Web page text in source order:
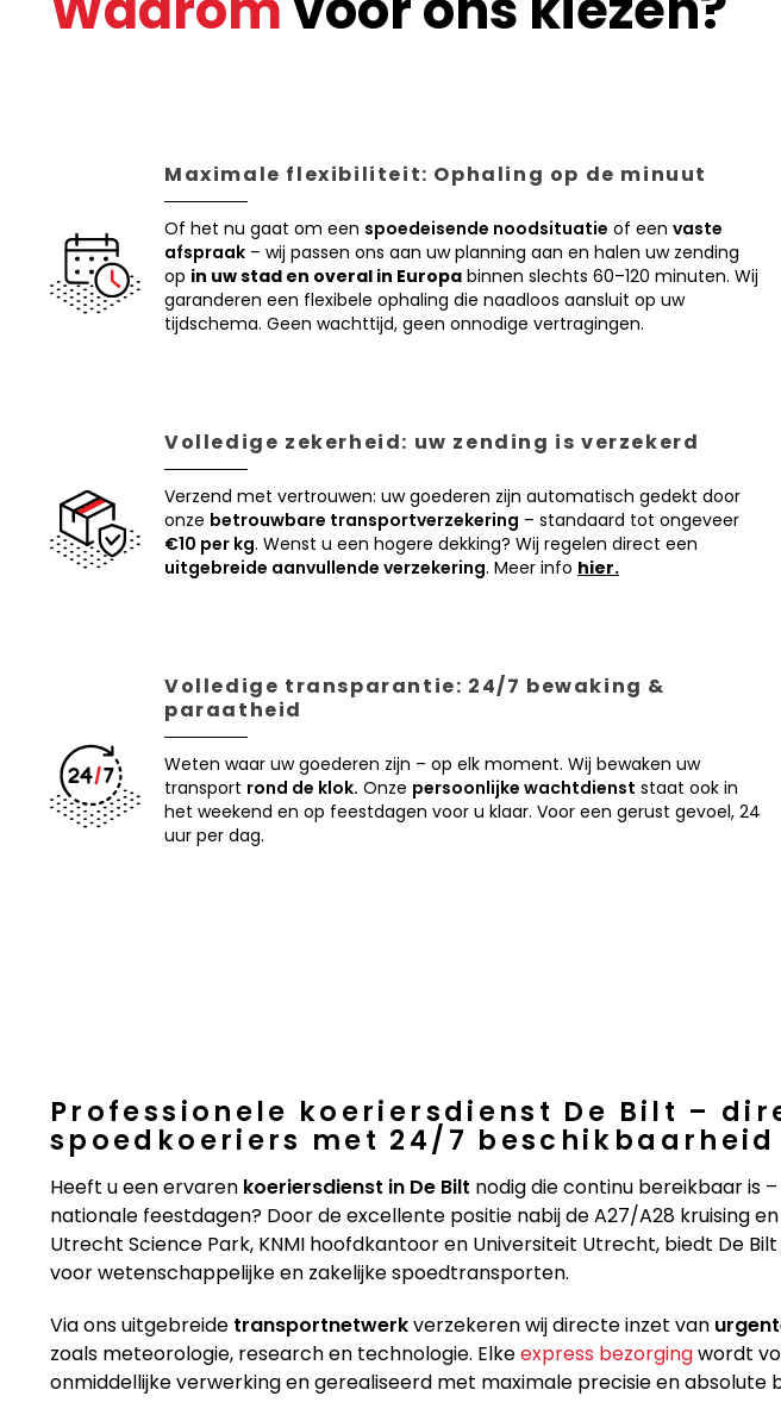
Maximale flexibiliteit: Ophaling op de minuut
Of het nu gaat om een spoedeisende noodsituatie of een vaste
afspraak – wij passen ons aan uw planning aan en halen uw zending
op in uw stad en overal in Europa binnen slechts 60–120 minuten. Wij
garanderen een flexibele ophaling die naadloos aansluit op uw
tijdschema. Geen wachttijd, geen onnodige vertragingen.
Volledige zekerheid: uw zending is verzekerd
Verzend met vertrouwen: uw goederen zijn automatisch gedekt door
onze betrouwbare transportverzekering – standaard tot ongeveer
€10 per kg. Wenst u een hogere dekking? Wij regelen direct een
uitgebreide aanvullende verzekering. Meer info hier.
Volledige transparantie: 24/7 bewaking &
paraatheid
Weten waar uw goederen zijn – op elk moment. Wij bewaken uw
transport rond de klok. Onze persoonlijke wachtdienst staat ook in
het weekend en op feestdagen voor u klaar. Voor een gerust gevoel, 24
uur per dag.
Professionele koeriersdienst De Bilt –
spoedkoeriers met 24/7 beschikbaarheid
Heeft u een ervaren koeriersdienst in De Bilt nodig die continu bereikbaar is
nationale feestdagen? Door de excellente positie nabij de A27/A28 kruising
Utrecht Science Park, KNMI hoofdkantoor en Universiteit Utrecht, biedt De
voor wetenschappelijke en zakelijke spoedtransporten.
Via ons uitgebreide transportnetwerkverzekeren wij directe inzet van
zoals meteorologie, research en technologie. Elkeexpress bezorgingwordt
onmiddellijke verwerking en gerealiseerd met maximale precisie en absolute